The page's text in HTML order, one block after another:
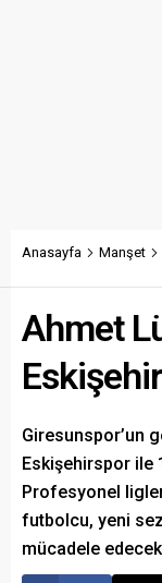
Anasayfa Manşet
Ahmet
Giresunspor’un
Eskişehirspor ile
Profesyonel
futbolcu, yeni
mücadele